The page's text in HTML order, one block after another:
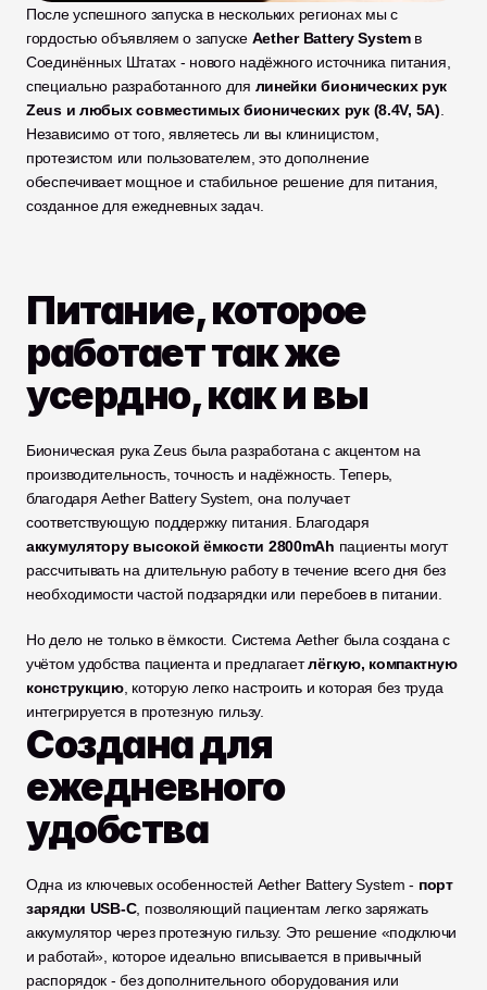
После успешного запуска в нескольких регионах мы с
гордостью объявляем о запуске Aether Battery System в
Соединённых Штатах - нового надёжного источника питания,
специально разработанного для линейки бионических рук
Zeus и любых совместимых бионических рук (8.4V, 5A)
Независимо от того, являетесь ли вы клиницистом,
протезистом или пользователем, это дополнение
обеспечивает мощное и стабильное решение для питания,
созданное для ежедневных задач.
Питание, которое
работает так же
усердно, как и вы
Бионическая рука Zeus была разработана с акцентом на
производительность, точность и надёжность. Теперь,
благодаря Aether Battery System, она получает
аккумулятору высокой ёмкости 2800mAh пациенты могут
рассчитывать на длительную работу в течение всего дня без
необходимости частой подзарядки или перебоев в питании.
Но дело не только в ёмкости. Система Aether была создана с
учётом удобства пациента и предлагает лёгкую, компактную
конструкцию, которую легко настроить и которая без труда
интегрируется в протезную гильзу.
Создана для
ежедневного
удобства
Одна из ключевых особенностей Aether Battery System - порт
зарядки USB-C, позволяющий пациентам легко заряжать
аккумулятор через протезную гильзу. Это решение «подключи
и работай», которое идеально вписывается в привычный
распорядок - без дополнительного оборудования или